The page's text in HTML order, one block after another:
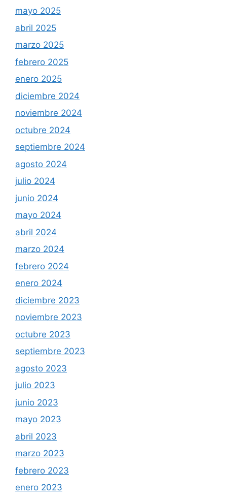
mayo 2025
abril 2025
marzo 2025
febrero 2025
enero 2025
diciembre 2024
noviembre 2024
octubre 2024
septiembre 2024
agosto 2024
julio 2024
junio 2024
mayo 2024
abril 2024
marzo 2024
febrero 2024
enero 2024
diciembre 2023
noviembre 2023
octubre 2023
septiembre 2023
agosto 2023
julio 2023
junio 2023
mayo 2023
abril 2023
marzo 2023
febrero 2023
enero 2023